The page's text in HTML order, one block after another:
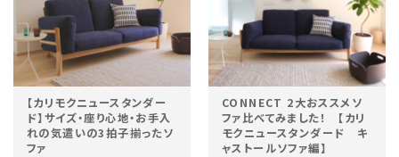
【カリモクニュースタンダー
ド】サイズ・座り心地・お手入
れの気遣いの3拍子揃ったソ
ファ
CONNECT 2大おススメソ
ファ比べてみました！ 【カリ
モクニュースタンダード キ
ャストールソファ編】